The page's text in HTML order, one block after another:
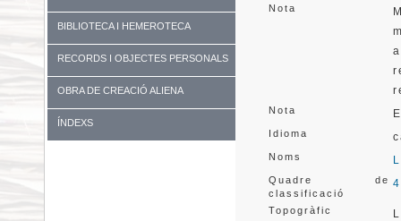
BIBLIOTECA I HEMEROTECA
RECORDS I OBJECTES PERSONALS
OBRA DE CREACIÓ ALIENA
ÍNDEXS
Nota
Nota
Idioma
Noms
Quadre de
classificació
Topogràfic